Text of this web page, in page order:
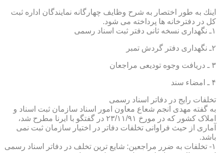
اینك به طور اختصار به شرح وظایف چهارگانه نمایندگان اداره ثبت
كل در دفترخانه ها پرداخته می شود.
۱ـ نگهداری نسخه ثانی دفتر ثبت اسناد رسمی
۲ـ نگهداری دفتر گردش تمبر
۳ ـ دریافت وجوه تودیعی مراجعان
۴ ـ امضاء سند
تخلفات رایج در دفاتر اسناد رسمی
به گفته مهدی انجم شعاع معاون امور اسناد سازمان ثبت اسناد و
املاک کشور که در مورخ ۲۳/۱۱/۹۱ در گفتگو با ایرنا مطرح شد،
آماری از حیث فراوانی تخلفات دفاتر در اختیار سازمان ثبت نمی
باشد.
۱- تخلفات به ضرر مراجعین: شایع ترین تخلف در دفاتر اسناد رسمی